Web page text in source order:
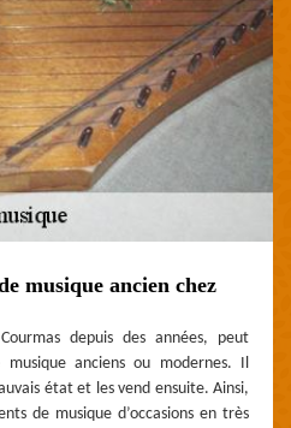
musique ancien chez
depuis des années, peut
anciens ou modernes. Il
état et les vend ensuite. Ainsi,
de musique d’occasions en très